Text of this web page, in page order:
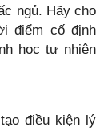
ngủ. Hãy cho
điểm cố định
học tự nhiên
điều kiện lý